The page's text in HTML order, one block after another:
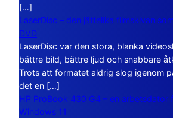
[…]
LaserDisc – den jättelika filmskivan
DVD
LaserDisc var den stora, blanka
bättre bild, bättre ljud och snabbare
Trots att formatet aldrig slog igenom
det en […]
HP ProBook 430 G4 – en arbetsdator
Windows 11